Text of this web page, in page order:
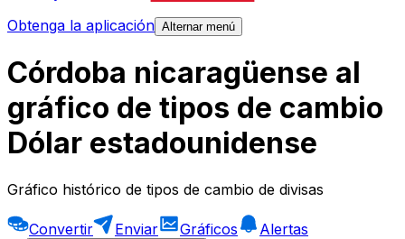
Obtenga la aplicación Alternar menú
Córdoba nicaragüense al
gráfico de tipos de cambio
Dólar estadounidense
Gráfico histórico de tipos de cambio de divisas
Convertir Enviar Gráficos
Alertas